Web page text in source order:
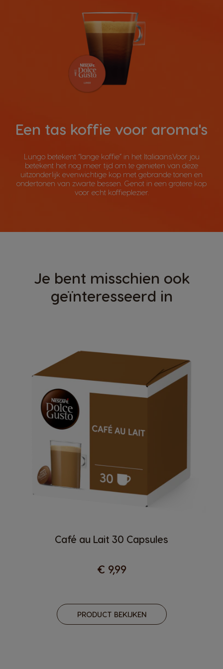
Een tas koffie voor aroma's
Lungo betekent “lange koffie” in het Italiaans.Voor jou
betekent het nog meer tijd om te genieten van deze
uitzonderlijk evenwichtige kop met gebrande tonen en
ondertonen van zwarte bessen. Genot in een grotere kop
voor echt koffieplezier.
Je bent misschien ook
geïnteresseerd in
Café au Lait 30 Capsules
€ 9,99
PRODUCT BEKIJKEN